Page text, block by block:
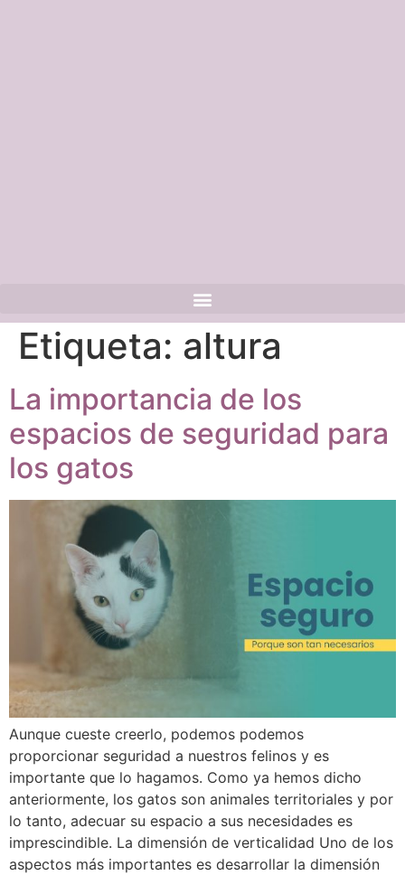
Etiqueta: altura
La importancia de los
espacios de seguridad para
los gatos
Aunque cueste creerlo, podemos podemos
proporcionar seguridad a nuestros felinos y es
importante que lo hagamos. Como ya hemos dicho
anteriormente, los gatos son animales territoriales y por
lo tanto, adecuar su espacio a sus necesidades es
imprescindible. La dimensión de verticalidad Uno de los
aspectos más importantes es desarrollar la dimensión